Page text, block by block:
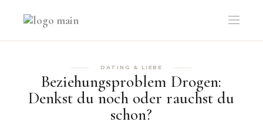
DATING & LIEBE
Beziehungsproblem Drogen:
Denkst du noch oder rauchst du
schon?